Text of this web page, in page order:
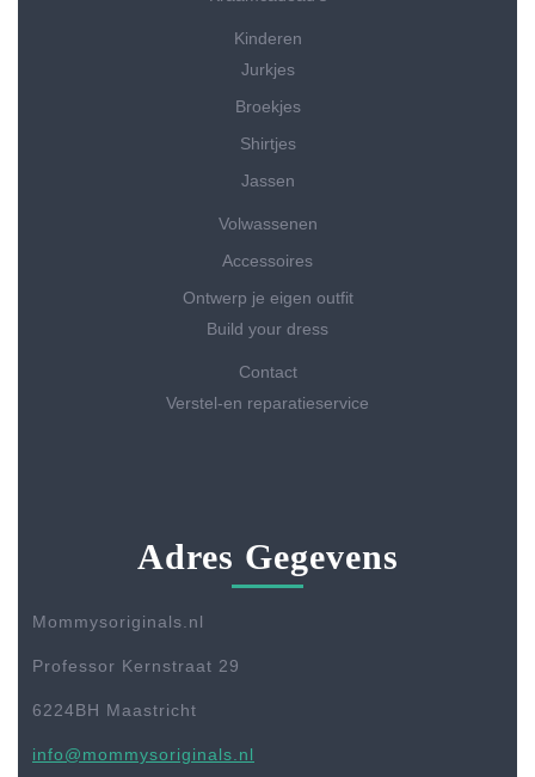
Kinderen
Jurkjes
Broekjes
Shirtjes
Jassen
Volwassenen
Accessoires
Ontwerp je eigen outfit
Build your dress
Contact
Verstel-en reparatieservice
Adres Gegevens
Mommysoriginals.nl
Professor Kernstraat 29
6224BH Maastricht
info@mommysoriginals.nl